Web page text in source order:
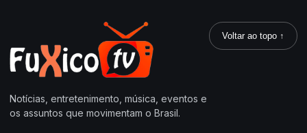
Notícias, entretenimento, música, eventos e
os assuntos que movimentam o Brasil.
Voltar ao topo ↑